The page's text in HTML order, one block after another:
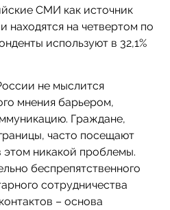
СМИ как источник
находятся на четвертом по
используют в 32,1%
не мыслится
мнения барьером,
Граждане,
часто посещают
этом никакой проблемы.
беспрепятственного
сотрудничества
– основа